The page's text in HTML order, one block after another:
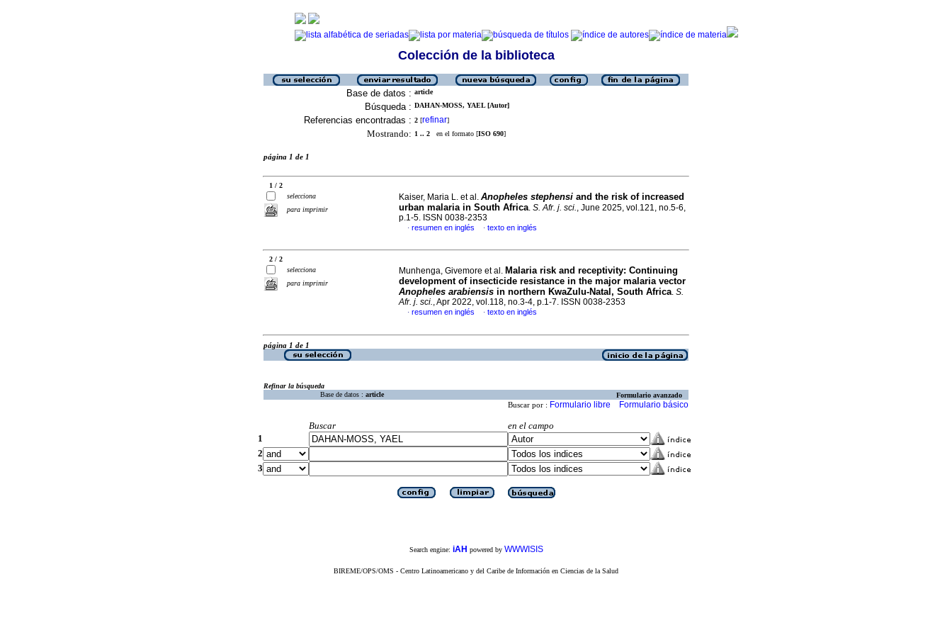
Colección de la biblioteca
Base de datos : article
Búsqueda : DAHAN-MOSS, YAEL [Autor]
Referencias encontradas : 2 [refinar]
Mostrando: 1 .. 2 en el formato [ISO 690]
página 1 de 1
1 / 2
selecciona
para imprimir
Kaiser, Maria L. et al. Anopheles stephensi and the risk of increased
urban malaria in South Africa. S. Afr. j. sci., June 2025, vol.121, no.5-6,
p.1-5. ISSN 0038-2353
· resumen en inglés · texto en inglés
2 / 2
selecciona
para imprimir
Munhenga, Givemore et al. Malaria risk and receptivity: Continuing
development of insecticide resistance in the major malaria vector
Anopheles arabiensis in northern KwaZulu-Natal, South Africa. S.
Afr. j. sci., Apr 2022, vol.118, no.3-4, p.1-7. ISSN 0038-2353
· resumen en inglés · texto en inglés
página 1 de 1
Refinar la búsqueda
Base de datos : article Formulario avanzado
Buscar por : Formulario libre Formulario básico
Buscar
en el campo
1
2
3
Search engine: iAH powered by WWWISIS
BIREME/OPS/OMS - Centro Latinoamericano y del Caribe de Información en Ciencias de la Salud